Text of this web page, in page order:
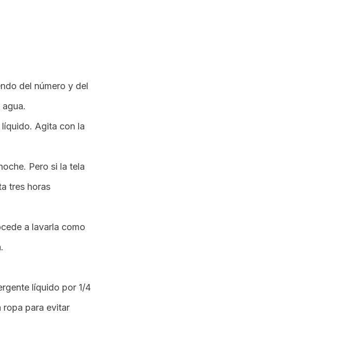
del número y del
Agita con la
Pero si la tela
tres horas
a lavarla como
líquido por 1/4
ropa para evitar